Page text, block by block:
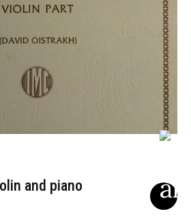
and piano